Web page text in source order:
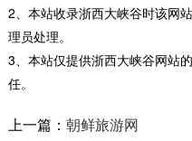
2、本站收录浙西大峡谷时该网
理员处理。
3、本站仅提供浙西大峡谷网站
任。
上一篇： 朝鲜旅游网